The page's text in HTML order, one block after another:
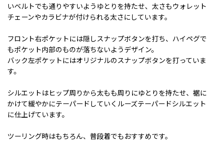
いベルトでも通りやすいようゆとりを持たせ、太さもウォレット
チェーンやカラビナが付けられる太さにしています。
フロント右ポケットには隠しスナップボタンを打ち、ハイペグで
もポケット内部のものが落ちないようデザイン。
バック左ポケットにはオリジナルのスナップボタンを打っていま
す。
シルエットはヒップ周りから太もも周りにゆとりを持たせ、裾に
かけて緩やかにテーパードしていくルーズテーパードシルエット
に仕上げています。
ツーリング時はもちろん、普段着でもおすすめです。